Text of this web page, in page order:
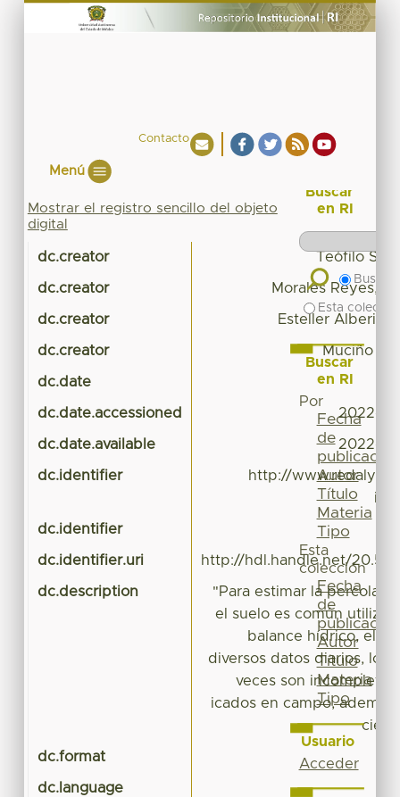
Contacto
Menú
Mostrar el registro sencillo del objeto
digital
dc.creator Teófilo
dc.creator Morales Reyes,
dc.creator Esteller
dc.creator Muciño
dc.date
dc.date.accessioned 2022-
dc.date.available 2022-
dc.identifier
http://
dc.identifier
dc.identifier.uri http://hdl.handle.net/
dc.description
"Para estimar la
el suelo es común utilizar
balance hídrico, el
diversos datos diarios, los
veces son
icados en campo,
dc.format
dc.language
Buscar
en RI
Buscar
Esta
Buscar
en RI
Por
Fecha
de
publicación
Autor
Título
Materia
Tipo
Esta
colección
Fecha
de
publicación
Autor
Título
Materia
Tipo
Usuario
Acceder